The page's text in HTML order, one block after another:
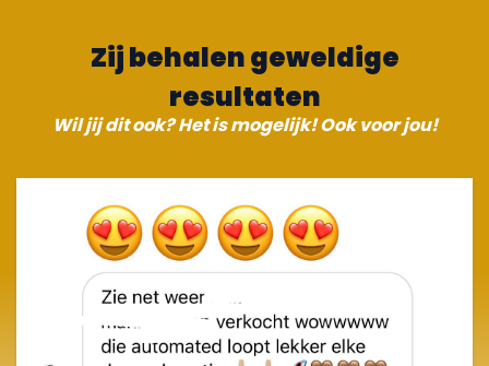
Zij behalen geweldige
resultaten
Wil jij dit ook? Het is mogelijk! Ook voor jou!